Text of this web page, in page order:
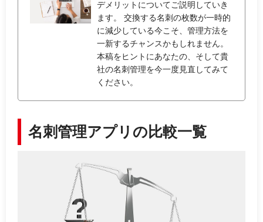
デメリットについてご説明していき
ます。 交換する名刺の枚数が一時的
に減少している今こそ、管理方法を
一新するチャンスかもしれません。
本稿をヒントにあなたの、そして貴
社の名刺管理を今一度見直してみて
ください。
名刺管理アプリの比較一覧